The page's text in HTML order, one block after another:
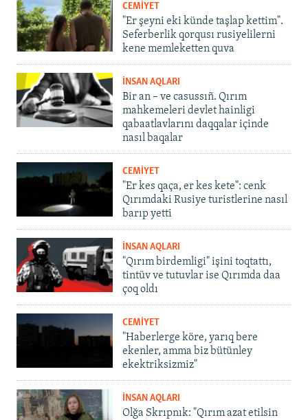
CEMİYET
"Er şeyni eki künde taşlap kettim".
Seferberlik qorqusı rusiyelilerni
kene memleketten quva
İNSAN AQLARI
Bir an – ve casussıñ. Qırım
mahkemeleri devlet hainligi
qabaatlavlarını daqqalar içinde
nasıl baqalar
CEMİYET
"Er kes qaça, er kes kete": cenk
Qırımdaki Rusiye turistlerine nasıl
barıp yetti
İNSAN AQLARI
"Qırım birdemligi" işini toqtattı,
tintüv ve tutuvlar ise Qırımda daa
çoq oldı
CEMİYET
"Haberlerge köre, yarıq bere
ekenler, amma biz bütünley
ekektriksizmiz"
İNSAN AQLARI
Olğa Skrıpnık: "Qırım azat etilsin